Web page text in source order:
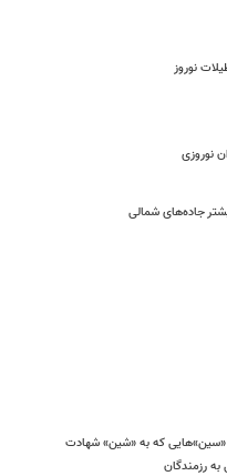
نوروز
نوروزی
که به «شین» شهادت
رزمندگان